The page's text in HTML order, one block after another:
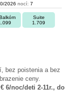
2026 nocí: 7
Suite
1.709
bez poistenia a bez
ceny.
6/noc/deti 2-11r., do